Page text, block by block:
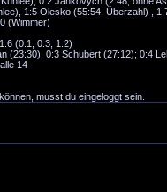
1:5 Olesko (55:54, Überzahl) ,
(Wimmer)
(0:1, 0:3, 1:2)
(23:30), 0:3 Schubert (27:12); 0:4
14
musst du eingeloggt sein.